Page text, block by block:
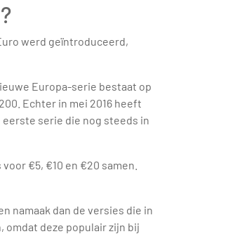
werd geïntroduceerd,
Europa-serie bestaat op
Echter in mei 2016 heeft
serie die nog steeds in
€5, €10 en €20 samen.
namaak dan de versies die in
omdat deze populair zijn bij